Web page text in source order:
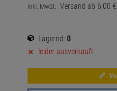
inkl. MwSt. Versand ab 6,00 €
Lagernd: 0
leider ausverkauft